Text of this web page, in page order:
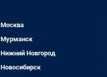
Москва
Мурманск
Нижний Новгород
Новосибирск